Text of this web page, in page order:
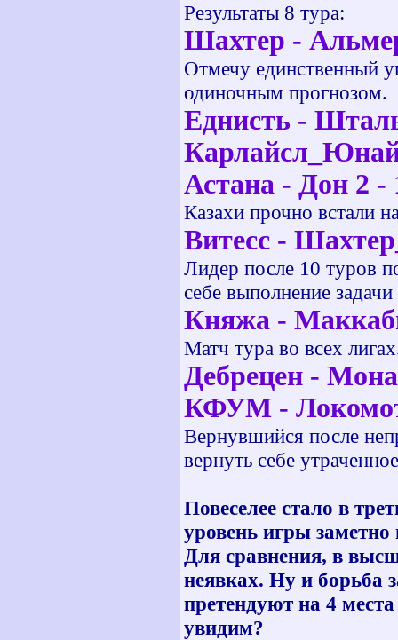
Результаты 8 тура:
Шахтер -
Отмечу единственный
одиночным прогнозом.
Еднисть -
Астана - Дон 2 -
Казахи прочно встали
Витесс -
Лидер после 10 туров
себе выполнение
Княжа -
Матч тура во всех
Дебрецен -
КФУМ -
Вернувшийся после
вернуть себе
Повеселее стало в
уровень игры
Для сравнения, в
неявках. Ну и борьба
претендуют на 4
увидим?